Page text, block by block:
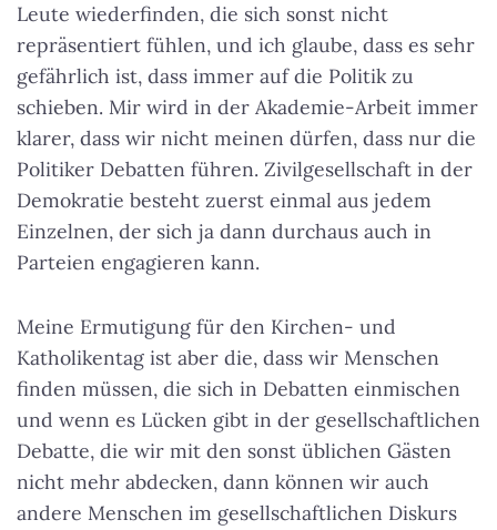
Leute wiederfinden, die sich sonst nicht
repräsentiert fühlen, und ich glaube, dass es sehr
gefährlich ist, dass immer auf die Politik zu
schieben. Mir wird in der Akademie-Arbeit immer
klarer, dass wir nicht meinen dürfen, dass nur die
Politiker Debatten führen. Zivilgesellschaft in der
Demokratie besteht zuerst einmal aus jedem
Einzelnen, der sich ja dann durchaus auch in
Parteien engagieren kann.
Meine Ermutigung für den Kirchen- und
Katholikentag ist aber die, dass wir Menschen
finden müssen, die sich in Debatten einmischen
und wenn es Lücken gibt in der gesellschaftlichen
Debatte, die wir mit den sonst üblichen Gästen
nicht mehr abdecken, dann können wir auch
andere Menschen im gesellschaftlichen Diskurs